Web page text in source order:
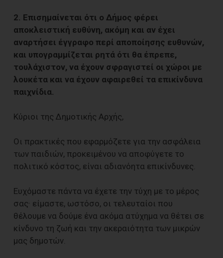
2. Επισημαίνεται ότι ο Δήμος φέρει
αποκλειστική ευθύνη, ακόμη και αν έχει
αναρτήσει έγγραφο περί αποποίησης ευθυνών,
και υπογραμμίζεται ρητά ότι θα έπρεπε,
τουλάχιστον, να έχουν σφραγιστεί οι χώροι με
λουκέτα και να έχουν αφαιρεθεί τα επικίνδυνα
παιχνίδια.
Κύριοι της Δημοτικής Αρχής,
Oι πρακτικές που εφαρμόζετε για την ασφάλεια
των παιδιών, προκειμένου να αποφύγετε το
πολιτικό κόστος, είναι αδιανόητα επικίνδυνες.
Ευχόμαστε πάντα να έχετε την τύχη με το μέρος
σας· είμαστε, ωστόσο, οι τελευταίοι που
θέλουμε να δούμε ένα ακόμα ατύχημα να θέτει σε
κίνδυνο τη ζωή και την ακεραιότητα των μικρών
μας δημοτών.